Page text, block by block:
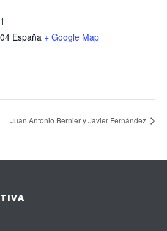
España + Google Map
Juan Antonio Bernier y Javier Fernández